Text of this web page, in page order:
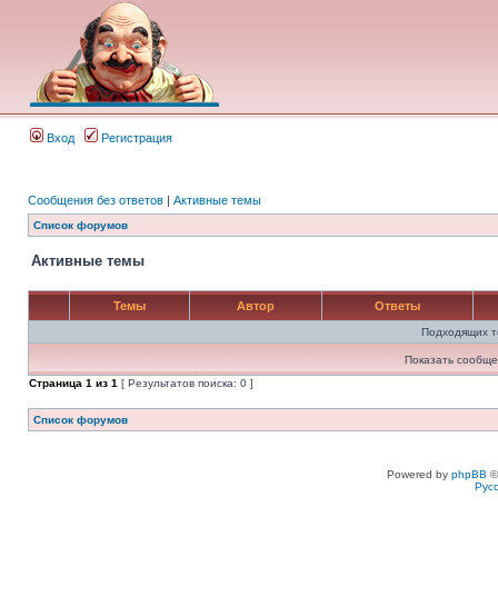
Вход Регистрация
Сообщения без ответов | Активные темы
Список форумов
Активные темы
Темы Автор Ответы
Подходящих
Показать
Страница 1 из 1 [ Результатов поиска: 0 ]
Список форумов
Powered by phpBB